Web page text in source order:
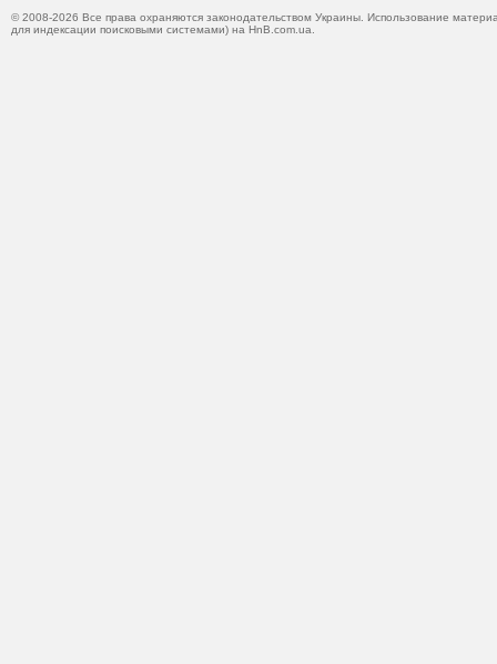
© 2008-2026 Все права охраняются законодательством Украины. Использование
для индексации поисковыми системами) на HnB.com.ua.